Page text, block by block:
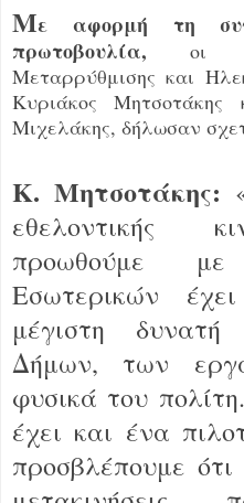
Με αφορμή τη
πρωτοβουλία, οι
Μεταρρύθμισης και
Κυριάκος Μητσοτάκης
Μιχελάκης, δήλωσαν
Κ. Μητσοτάκης:
εθελοντικής
προωθούμε
Εσωτερικών
μέγιστη
Δήμων, των
φυσικά του
έχει και ένα
προσβλέπουμε